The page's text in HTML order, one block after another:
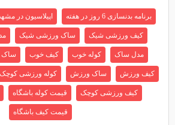
برنامه بدنسازی 6 روز در هفته اپیلاسیون در مشهد
کیف ورزشی شیک ساک ورزشی شیک
مدل ساک کوله خوب کیف خوب ساک
کیف ورزش ساک ورزش کوله ورزشی کوچک
کیف ورزشی کوچک قیمت کوله باشگاه
قیمت کیف باشگاه